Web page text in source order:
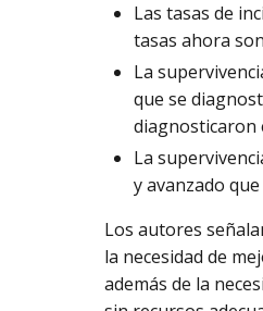
Las tasas de
tasas ahora
La
que se
diagnosticaron
La
y avanzado
Los autores
la necesidad de
además de la